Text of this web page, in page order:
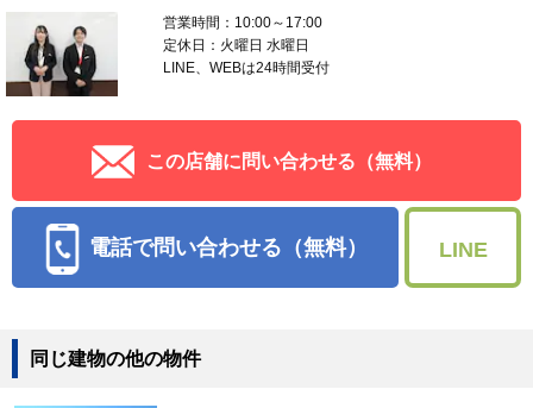
営業時間：10:00～17:00
定休日：火曜日 水曜日
LINE、WEBは24時間受付
この店舗に問い合わせる（無料）
電話で問い合わせる（無料） LINE
同じ建物の他の物件